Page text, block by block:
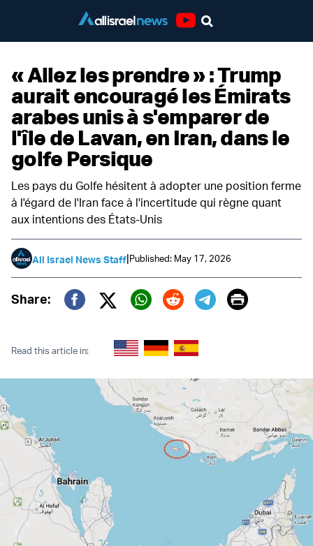
« Allez les prendre » : Trump
aurait encouragé les Émirats
arabes unis à s'emparer de
l'île de Lavan, en Iran, dans le
golfe Persique
Les pays du Golfe hésitent à adopter une position ferme
à l'égard de l'Iran face à l'incertitude qui règne quant
aux intentions des États-Unis
All Israel News Staff|Published: May 17, 2026
Share:
Twitter (X)
Print
Read this article in: